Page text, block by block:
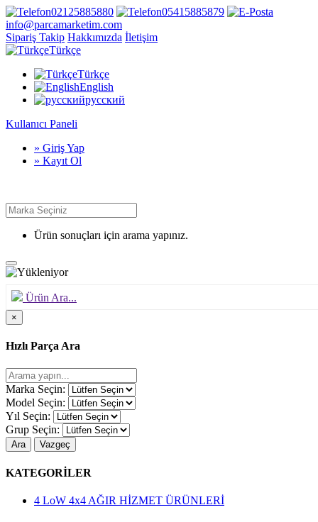
02125885880
05415885879
info@parcamarketim.com
Sipariş Takip Hakkımızda İletişim
Türkçe
Türkçe
English
русский
Kullanıcı Paneli
» Giriş Yap
» Kayıt Ol
Ürün sonuçları için arama yapınız.
Ürün Ara...
×
Hızlı Parça Ara
Marka Seçin:
Model Seçin:
Yıl Seçin:
Grup Seçin:
Ara Vazgeç
KATEGORİLER
4 LoW 4x4 AĞIR HİZMET ÜRÜNLERİ